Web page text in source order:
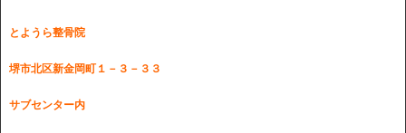
とようら整骨院
堺市北区新金岡町１－３－３３
サブセンター内